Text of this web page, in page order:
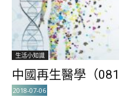
生活小知識
中國再生醫學（
2018-07-06